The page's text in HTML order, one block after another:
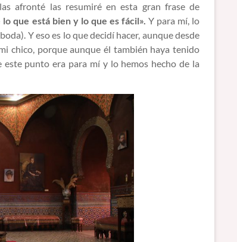
afronté las resumiré en esta gran frase de
que está bien y lo que es fácil». Y para mí, lo
Y eso es lo que decidí hacer, aunque desde
chico, porque aunque él también haya tenido
punto era para mí y lo hemos hecho de la